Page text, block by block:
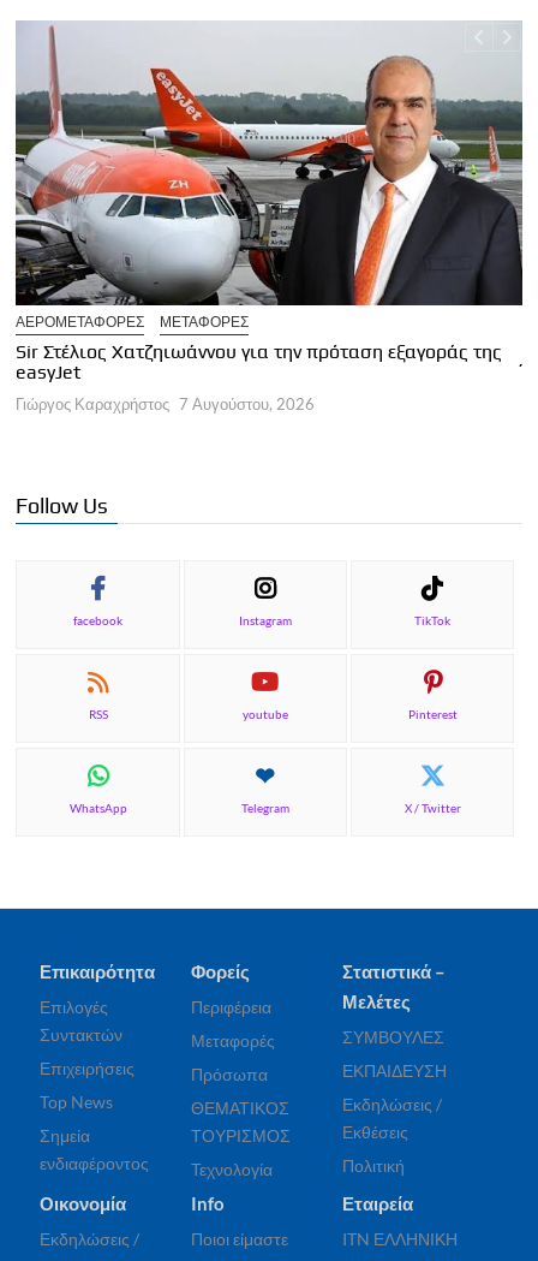
ΑΕΡΟΜΕΤΑΦΟΡΕΣ ΜΕΤΑΦΟΡΕΣ
Sir Στέλιος Χατζηιωάννου για την πρόταση εξαγοράς της
easyJet
Γιώργος Καραχρήστος 7 Αυγούστου, 2026
Follow Us
facebook Instagram TikTok
RSS youtube Pinterest
WhatsApp Telegram X / Twitter
Επικαιρότητα
Επιλογές
Συντακτών
Επιχειρήσεις
Top News
Σημεία
ενδιαφέροντος
Φορείς
Περιφέρεια
Μεταφορές
Πρόσωπα
ΘΕΜΑΤΙΚΟΣ
ΤΟΥΡΙΣΜΟΣ
Τεχνολογία
Στατιστικά –
Μελέτες
ΣΥΜΒΟΥΛΕΣ
ΕΚΠΑΙΔΕΥΣΗ
Εκδηλώσεις /
Εκθέσεις
Πολιτική
Οικονομία
Εκδηλώσεις /
Info
Ποιοι είμαστε
Εταιρεία
ITN ΕΛΛΗΝΙΚΗ